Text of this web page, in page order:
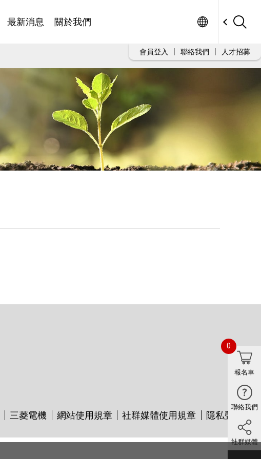
最新消息 關於我們
會員登入 聯絡我們 人才招募
三菱電機 網站使用規章 社群媒體使用規章 隱私聲明
報名車
0
聯絡我們
社群媒體